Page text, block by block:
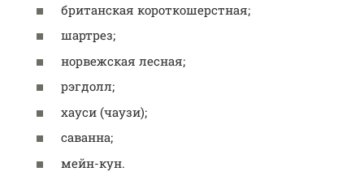
британская короткошерстная;
шартрез;
норвежская лесная;
рэгдолл;
хауси (чаузи);
саванна;
мейн-кун.